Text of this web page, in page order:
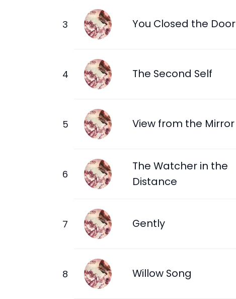
You Closed the Door
The Second Self
View from the Mirror
The Watcher in the
Distance
Gently
Willow Song